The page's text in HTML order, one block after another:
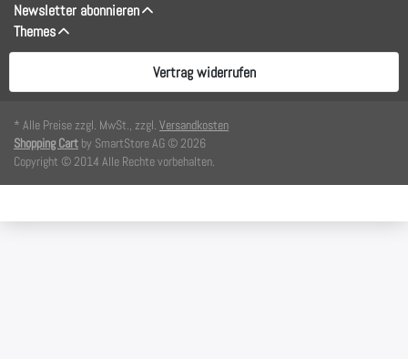
Newsletter abonnieren
Themes
Vertrag widerrufen
* Alle Preise zzgl. MwSt., zzgl. Versandkosten
Shopping Cart by SmartStore AG © 2026
Copyright © 2014 Alle Rechte vorbehalten.